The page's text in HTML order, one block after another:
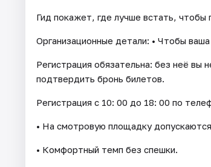
Гид покажет, где лучше встать, чтобы
Организационные детали: • Чтобы
Регистрация обязательна: без неё вы
подтвердить бронь билетов.
Регистрация с 10: 00 до 18: 00 по
• На смотровую площадку
• Комфортный темп без спешки.